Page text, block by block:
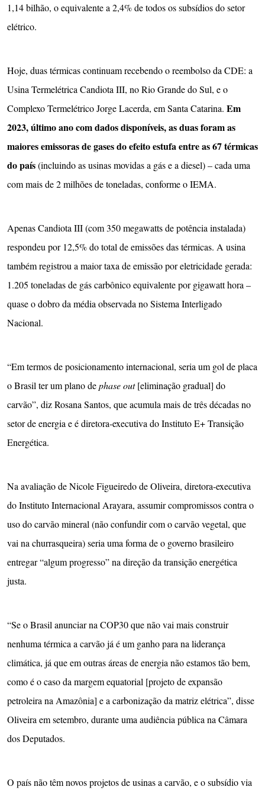
1,14 bilhão, o equivalente a 2,4% de todos os subsídios do setor
elétrico.
Hoje, duas térmicas continuam recebendo o reembolso da CDE: a
Usina Termelétrica Candiota III, no Rio Grande do Sul, e o
Complexo Termelétrico Jorge Lacerda, em Santa Catarina. Em
2023, último ano com dados disponíveis, as duas foram as
maiores emissoras de gases do efeito estufa entre as 67 térmicas
do país(incluindo as usinas movidas a gás e a diesel) – cada uma
com mais de 2 milhões de toneladas, conforme o IEMA.
Apenas Candiota III (com 350 megawatts de potência instalada)
respondeu por 12,5% do total de emissões das térmicas. A usina
também registrou a maior taxa de emissão por eletricidade gerada:
1.205 toneladas de gás carbônico equivalente por gigawatt hora –
quase o dobro da média observada no Sistema Interligado
Nacional.
“Em termos de posicionamento internacional, seria um gol de placa
o Brasil ter um plano dephase out[eliminação gradual] do
carvão”, diz Rosana Santos, que acumula mais de três décadas no
setor de energia e é diretora-executiva do Instituto E+ Transição
Energética.
Na avaliação de Nicole Figueiredo de Oliveira, diretora-executiva
do Instituto Internacional Arayara, assumir compromissos contra o
uso do carvão mineral (não confundir com o carvão vegetal, que
vai na churrasqueira) seria uma forma de o governo brasileiro
entregar “algum progresso” na direção da transição energética
justa.
“Se o Brasil anunciar na COP30 que não vai mais construir
nenhuma térmica a carvão já é um ganho para na liderança
climática, já que em outras áreas de energia não estamos tão bem,
como é o caso da margem equatorial [projeto de expansão
petroleira na Amazônia] e a carbonização da matriz elétrica”, disse
Oliveira em setembro, durante uma audiência pública na Câmara
dos Deputados.
O país não têm novos projetos de usinas a carvão, e o subsídio via